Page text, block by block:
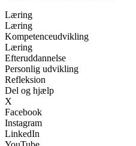
Læring
Læring
Kompetenceudvikling
Læring
Efteruddannelse
Personlig udvikling
Refleksion
Del og hjælp
X
Facebook
Instagram
LinkedIn